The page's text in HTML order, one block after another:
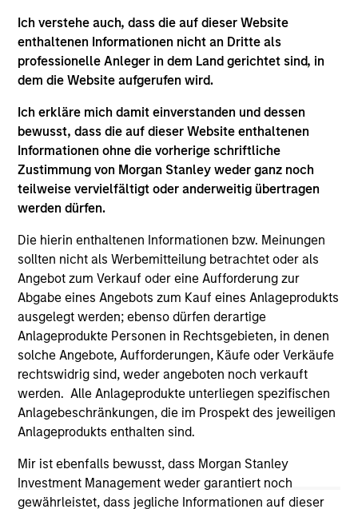
Ich verstehe auch, dass die auf dieser Website
enthaltenen Informationen nicht an Dritte als
professionelle Anleger in dem Land gerichtet sind, in
dem die Website aufgerufen wird.
Ich erkläre mich damit einverstanden und dessen
bewusst, dass die auf dieser Website enthaltenen
Informationen ohne die vorherige schriftliche
Zustimmung von Morgan Stanley weder ganz noch
teilweise vervielfältigt oder anderweitig übertragen
werden dürfen.
Die hierin enthaltenen Informationen bzw. Meinungen
sollten nicht als Werbemitteilung betrachtet oder als
Angebot zum Verkauf oder eine Aufforderung zur
Abgabe eines Angebots zum Kauf eines Anlageprodukts
ausgelegt werden; ebenso dürfen derartige
Anlageprodukte Personen in Rechtsgebieten, in denen
solche Angebote, Aufforderungen, Käufe oder Verkäufe
rechtswidrig sind, weder angeboten noch verkauft
werden. Alle Anlageprodukte unterliegen spezifischen
Anlagebeschränkungen, die im Prospekt des jeweiligen
Anlageprodukts enthalten sind.
Mir ist ebenfalls bewusst, dass Morgan Stanley
Investment Management weder garantiert noch
gewährleistet, dass jegliche Informationen auf dieser
The information on this page is for informational
purposes only. The information contained herein does
not constitute and should not be construed as an
offering of advisory services or an offer to sell or a
solicitation of an offer to buy any securities in any
jurisdiction in which such offer or solicitation,
purchase or sale would be unlawful under the
securities, insurance or other laws of such jurisdiction.
All investing involves risks, including a loss of principal.
Please refer to the strategy detail page for important
information on the strategy, including additional risk
considerations.